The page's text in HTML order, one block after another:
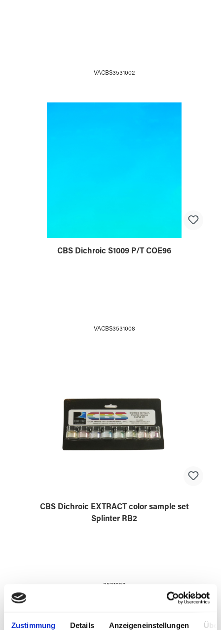
Zustimmung Details Anzeigeneinstellungen
VACBS3531002
CBS Dichroic S1009 P/T COE96
VACBS3531008
CBS Dichroic EXTRACT color sample set
Splinter RB2
3531992